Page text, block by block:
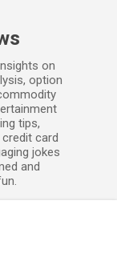
on
option
tips,
card
jokes
and